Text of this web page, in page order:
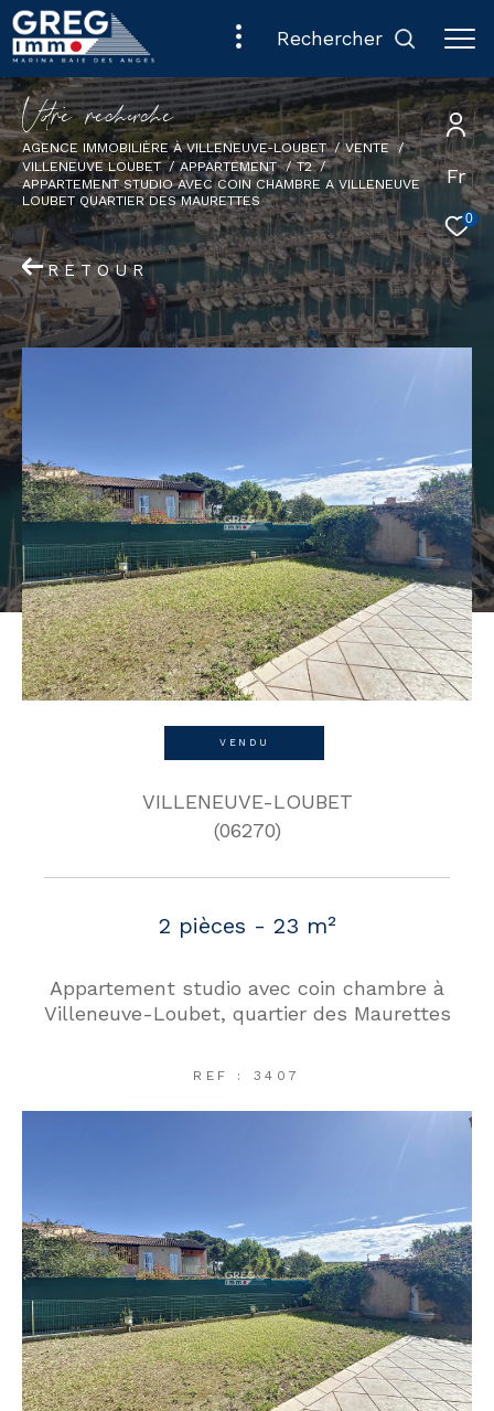
Fr
0
rechercher
Vore recece
AGENCE IMMOBILIÈRE À VILLENEUVE-LOUBET
VENTE
VILLENEUVE LOUBET
APPARTEMENT
T2
APPARTEMENT STUDIO AVEC COIN CHAMBRE A VILLENEUVE
LOUBET QUARTIER DES MAURETTES
RETOUR
VENDU
VILLENEUVE-LOUBET
(06270)
2 pièces - 23 m²
Appartement studio avec coin chambre à
Villeneuve-Loubet, quartier des Maurettes
REF : 3407